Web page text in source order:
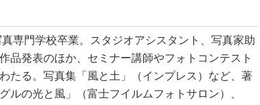
専門学校卒業。スタジオアシスタント、写真家助
品発表のほか、セミナー講師やフォトコンテスト
たる。写真集「風と土」（インプレス）など、著
ルの光と風」（富士フイルムフォトサロン）、